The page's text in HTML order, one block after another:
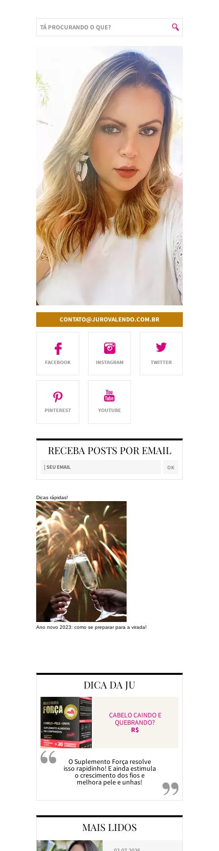
CONTATO@JUROVALENDO.COM.BR
RECEBA POSTS POR EMAIL
Dicas rápidas!
Ano novo 2023: como se preparar para a virada!
DICA DA JU
CABELO CAINDO E
QUEBRANDO?
R$
O Suplemento Força resolve
isso rapidinho! E ainda estimula
o crescimento dos fios e
melhora pele e unhas!
MAIS LIDOS